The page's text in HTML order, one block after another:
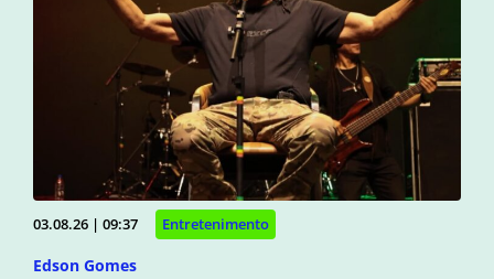
03.08.26 | 09:37 Entretenimento
Edson Gomes